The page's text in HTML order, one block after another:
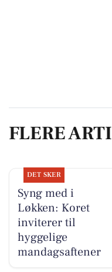
FLERE
DET SKER
Syng med i
Løkken: Koret
inviterer til
hyggelige
mandagsaftener